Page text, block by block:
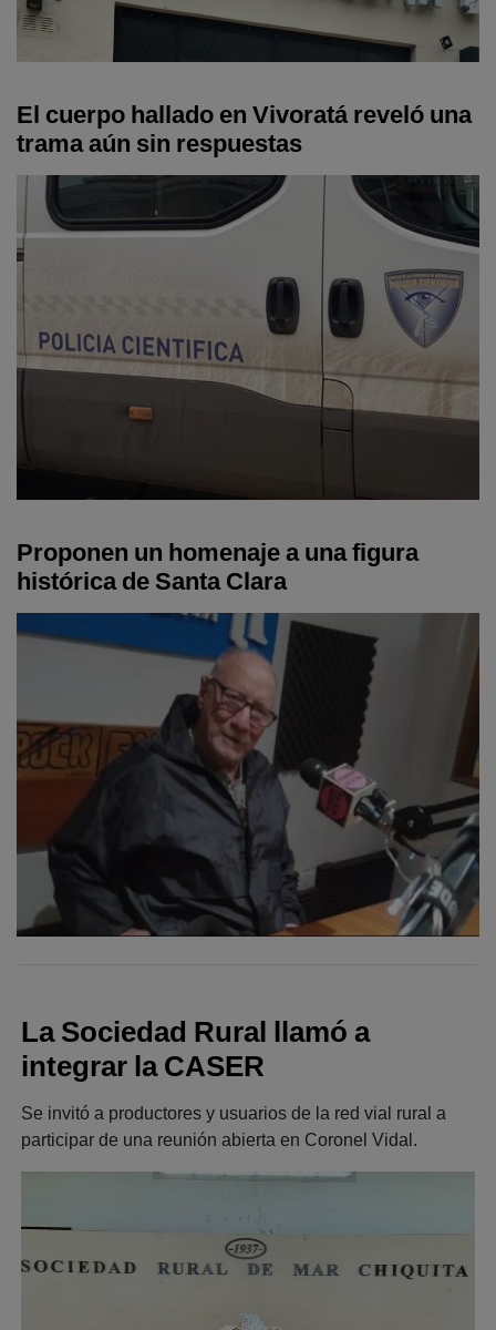
El cuerpo hallado en Vivoratá reveló una
trama aún sin respuestas
Proponen un homenaje a una figura
histórica de Santa Clara
La Sociedad Rural llamó a
integrar la CASER
Se invitó a productores y usuarios de la red vial rural a
participar de una reunión abierta en Coronel Vidal.